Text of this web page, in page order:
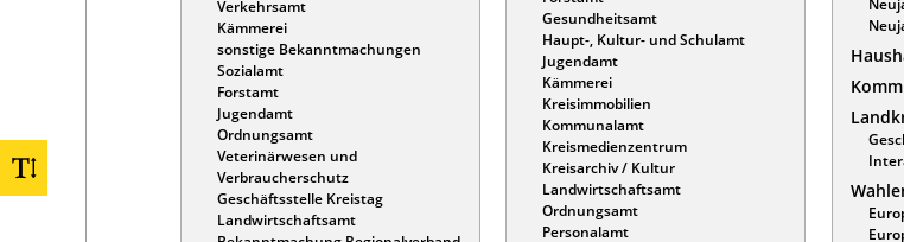
Verkehrsamt
Kämmerei
sonstige Bekanntmachungen
Sozialamt
Forstamt
Jugendamt
Ordnungsamt
Veterinärwesen und
Verbraucherschutz
Geschäftsstelle Kreistag
Landwirtschaftsamt
Gesundheitsamt
Haupt-, Kultur- und Schulamt
Jugendamt
Kämmerei
Kreisimmobilien
Kommunalamt
Kreismedienzentrum
Kreisarchiv / Kultur
Landwirtschaftsamt
Ordnungsamt
Personalamt